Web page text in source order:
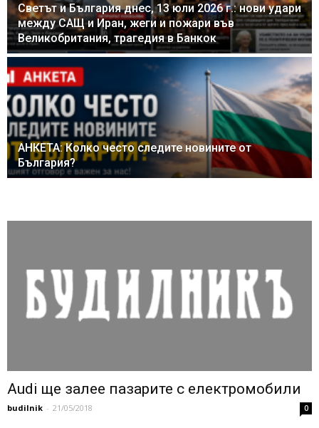
Светът и България днес, 13 юли 2026 г.: нови удари
между САЩ и Иран, жеги и пожари във
Великобритания, трагедия в Банкок
АНКЕТА: Колко често следите новините от
България?
Audi ще залее пазарите с електромобили
budilnik - 21/05/2018 0